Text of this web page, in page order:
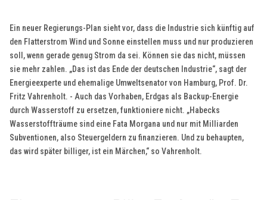
Ein neuer Regierungs-Plan sieht vor, dass die Industrie sich künftig auf
den Flatterstrom Wind und Sonne einstellen muss und nur produzieren
soll, wenn gerade genug Strom da sei. Können sie das nicht, müssen
sie mehr zahlen. „Das ist das Ende der deutschen Industrie“, sagt der
Energieexperte und ehemalige Umweltsenator von Hamburg, Prof. Dr.
Fritz Vahrenholt. - Auch das Vorhaben, Erdgas als Backup-Energie
durch Wasserstoff zu ersetzen, funktioniere nicht. „Habecks
Wasserstoffträume sind eine Fata Morgana und nur mit Milliarden
Subventionen, also Steuergeldern zu finanzieren. Und zu behaupten,
das wird später billiger, ist ein Märchen,“ so Vahrenholt.